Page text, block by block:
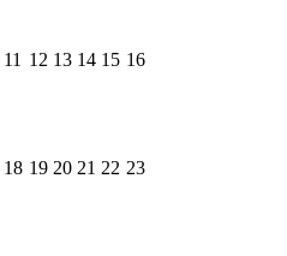
11 12 13 14 15 16
18 19 20 21 22 23